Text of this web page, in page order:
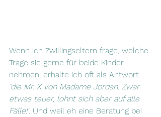
Wenn ich Zwillingseltern frage, welche
Trage sie gerne für beide Kinder
nehmen, erhalte ich oft als Antwort
"die Mr. X von Madame Jordan. Zwar
etwas teuer, lohnt sich aber auf alle
Fälle!". Und weil eh eine Beratung bei